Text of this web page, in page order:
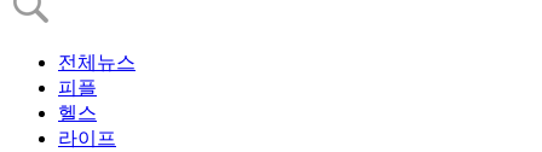
전체뉴스
피플
헬스
라이프